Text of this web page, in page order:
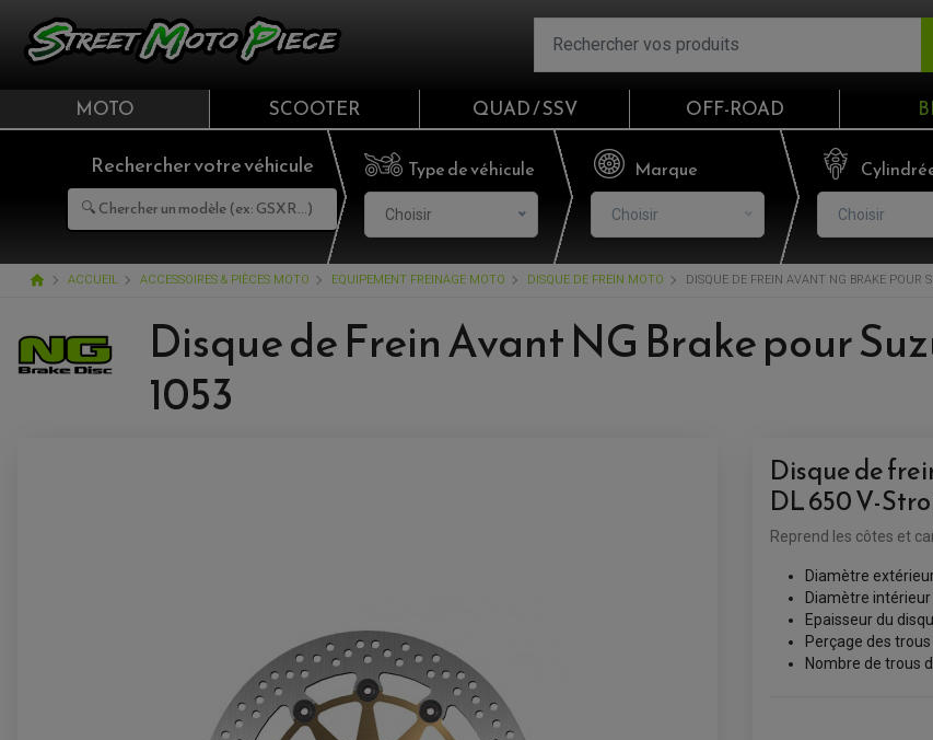
Email
Mot de passe
MOTO SCOOTER QUAD / SSV OFF-ROAD
Rechercher votre véhicule Type de véhicule
Choisir
Marque
Choisir Choisir
home ACCUEIL ACCESSOIRES & PIÈCES MOTO EQUIPEMENT FREINAGE MOTO DISQUE DE FREIN MOTO DISQUE DE FREIN AVANT NG BRAKE POUR
Disque de Frein Avant NG Brake pour
1053
Disque de
DL 650 V-
Reprend les côtes et
Diamètre
Diamètre
Epaisseur du
Perçage des
Nombre de trous